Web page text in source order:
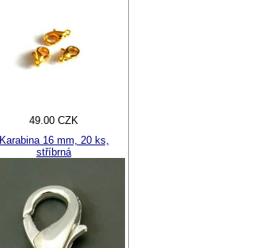
49.00 CZK
Karabina 16 mm, 20 ks,
stříbrná